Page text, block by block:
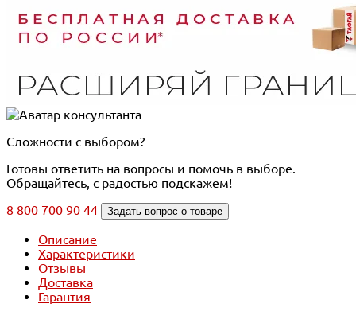
Сложности с выбором?
Готовы ответить на вопросы и помочь в выборе.
Обращайтесь, с радостью подскажем!
8 800 700 90 44
Задать вопрос о товаре
Описание
Характеристики
Отзывы
Доставка
Гарантия